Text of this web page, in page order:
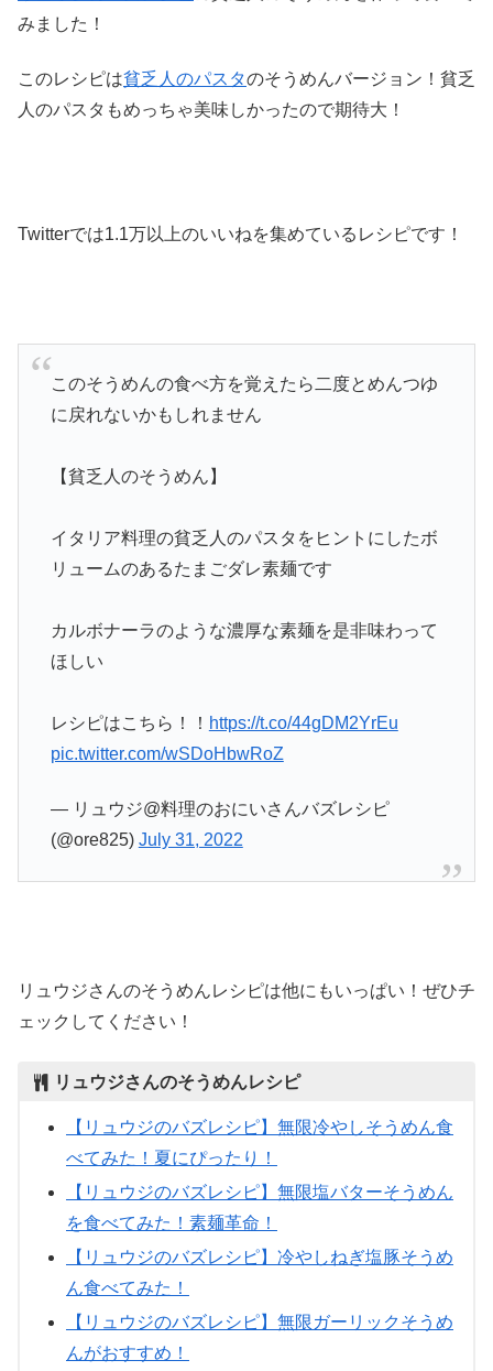
みました！
このレシピは貧乏人のパスタのそうめんバージョン！貧乏
人のパスタもめっちゃ美味しかったので期待大！
Twitterでは1.1万以上のいいねを集めているレシピです！
このそうめんの食べ方を覚えたら二度とめんつゆ
に戻れないかもしれません
【貧乏人のそうめん】
イタリア料理の貧乏人のパスタをヒントにしたボ
リュームのあるたまごダレ素麺です
カルボナーラのような濃厚な素麺を是非味わって
ほしい
レシピはこちら！！ https://t.co/44gDM2YrEu
pic.twitter.com/wSDoHbwRoZ
— リュウジ@料理のおにいさんバズレシピ
(@ore825) July 31, 2022
リュウジさんのそうめんレシピは他にもいっぱい！ぜひチ
ェックしてください！
リュウジさんのそうめんレシピ
【リュウジのバズレシピ】無限冷やしそうめん食
べてみた！夏にぴったり！
【リュウジのバズレシピ】無限塩バターそうめん
を食べてみた！素麺革命！
【リュウジのバズレシピ】冷やしねぎ塩豚そうめ
ん食べてみた！
【リュウジのバズレシピ】無限ガーリックそうめ
んがおすすめ！